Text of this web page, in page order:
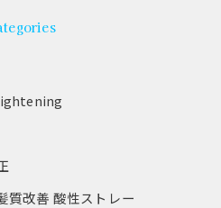
質改善 酸性ストレー